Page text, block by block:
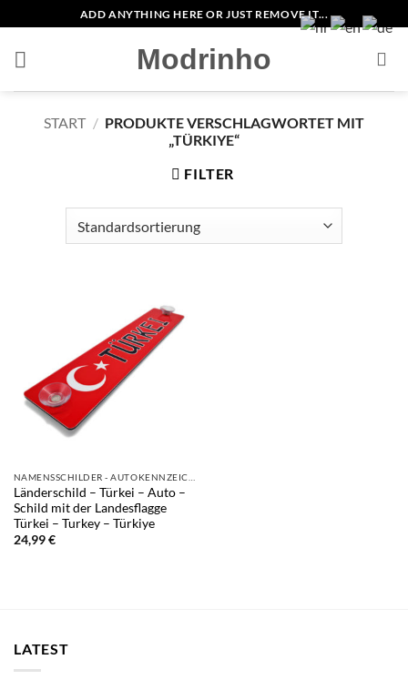
Inhalt
springen
ADD ANYTHING HERE OR JUST REMOVE IT...
Modrinho
START / PRODUKTE VERSCHLAGWORTET MIT
„TÜRKIYE“
FILTER
Länderschild – Türkei – Auto –
Schild mit der Landesflagge
Türkei – Turkey – Türkiye
24,99€
LATEST